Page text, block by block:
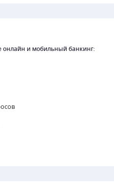
онлайн и мобильный банкинг: